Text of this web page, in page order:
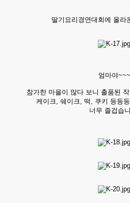
딸기요리경연대회에 올라
엄마야~~~
참가한 마을이 많다 보니 출품된
케이크, 쉐이크, 떡, 쿠키 등등
너무 즐겁습